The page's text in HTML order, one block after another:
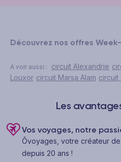
Découvrez nos offres
A voir aussi : circuit Alexandrie
Louxor circuit Marsa Alam circuit
Les
Vos voyages, notre
Ôvoyages, votre créateur
depuis 20 ans !